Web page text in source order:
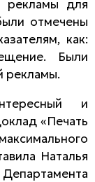
рекламы для
отмечены
как:
Были
рекламы.
и
«Печать
Наталья